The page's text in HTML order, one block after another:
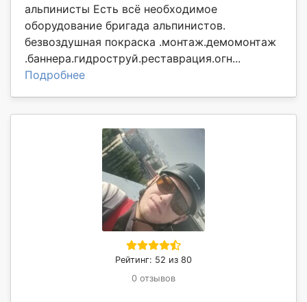
альпинисты Есть всё необходимое
оборудование бригада альпинистов.
безвоздушная покраска .монтаж.демомонтаж
.баннера.гидроструй.реставрация.огн...
Подробнее
Рейтинг: 52 из 80
0 отзывов